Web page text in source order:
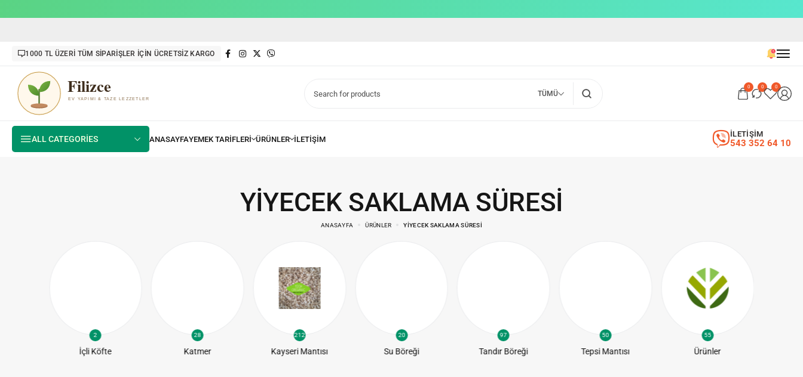
1000 TL ÜZERİ TÜM SİPARİŞLER İÇİN ÜCRETSİZ KARGO
TÜMÜ
0 0 0
ALL CATEGORIES 543 352 64 10
İLETİŞİM
YIYECEK SAKLAMA SÜRESI
ANASAYFA ÜRÜNLER YIYECEK SAKLAMA SÜRESI
2
İçli Köfte
28
Katmer
212
Kayseri Mantısı
20
Su Böreği
97
Tandır Böreği
50
Tepsi Mantısı
55
Ürünler